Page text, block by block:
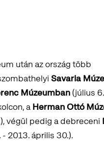
után az ország több
Savaria
Múzeumban (július
aHerman Ottó
végül pedig a debreceni
2013. április 30.).